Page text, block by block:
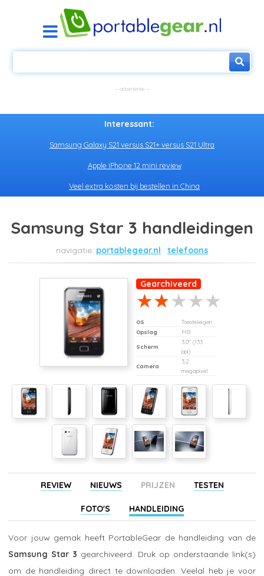
Interessant:
Samsung Galaxy S21 versus S21+ versus S21 Ultra
Apple iPhone 12 mini review
Veel extra kosten bij bestellen in China
Samsung Star 3 handleidingen
portablegear.nl telefoons
Gearchiveerd
OS
Toesteleigen
Opslag
MB
Scherm
3,0" (133
ppi)
Camera
3,2
megapixel
REVIEW NIEUWS PRIJZEN TESTEN
FOTO'S HANDLEIDING
Voor jouw gemak heeft PortableGear de handleiding van de
Samsung Star 3 gearchiveerd. Druk op onderstaande link(s)
om de handleiding direct te downloaden. Veelal heb je voor